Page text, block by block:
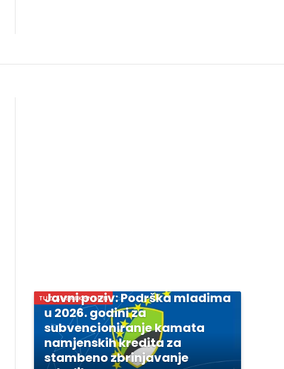
TUZLANSKI KANTON
Javni poziv: Podrška mladima
u 2026. godini za
subvencioniranje kamata
namjenskih kredita za
stambeno zbrinjavanje